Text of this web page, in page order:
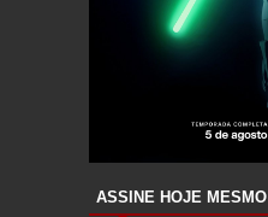
ASSINE HOJE MESMO